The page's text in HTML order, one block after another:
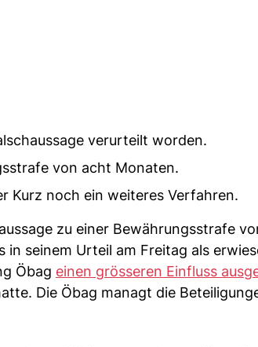
verurteilt worden.
von acht Monaten.
Kurz noch ein weiteres Verfahren.
zu einer Bewährungsstrafe
seinem Urteil am Freitag als
Öbag einen grösseren Einfluss
Die Öbag managt die